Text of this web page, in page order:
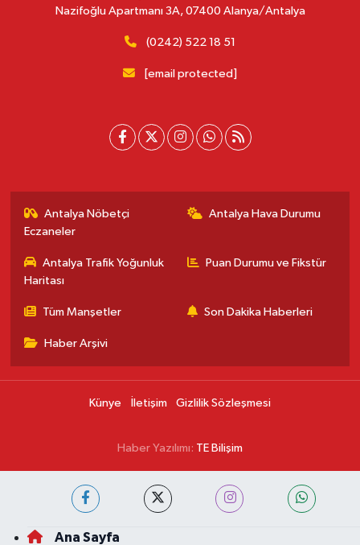
Nazifoğlu Apartmanı 3A, 07400 Alanya/Antalya
(0242) 522 18 51
[email protected]
Antalya Nöbetçi
Eczaneler
Antalya Hava Durumu
Antalya Trafik Yoğunluk
Haritası
Puan Durumu ve Fikstür
Tüm Manşetler Son Dakika Haberleri
Haber Arşivi
Künye İletişim Gizlilik Sözleşmesi
Haber Yazılımı: TE Bilişim
Ana Sayfa